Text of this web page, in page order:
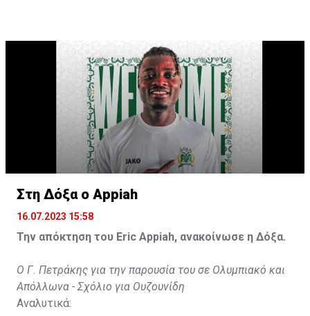
31χρονος άσος.
Στη Δόξα ο Appiah
16.07.2023 15:58
Την απόκτηση του Eric Appiah, ανακοίνωσε η Δόξα.
Ο Γ. Πετράκης για την παρουσία του σε Ολυμπιακό και
Απόλλωνα - Σχόλιο για Ουζουνίδη
Αναλυτικά: